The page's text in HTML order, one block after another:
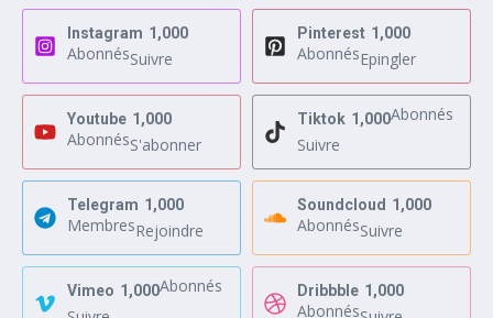
Instagram 1,000
AbonnésSuivre
Pinterest 1,000
AbonnésEpingler
Youtube 1,000
AbonnésS'abonner
Tiktok 1,000Abonnés
Suivre
Telegram 1,000
MembresRejoindre
Soundcloud 1,000
AbonnésSuivre
Vimeo 1,000Abonnés
Dribbble 1,000
Abonnés